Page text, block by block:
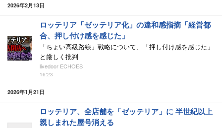
2026年2月13日
ロッテリア「ゼッテリア化」の違和感指摘「経営都
合、押し付け感を感じた」
「ちょい高級路線」戦略について、「押し付け感を感じた」
と厳しく批判
livedoor ECHOES
16:23
2026年1月21日
ロッテリア、全店舗を「ゼッテリア」に 半世紀以上
親しまれた屋号消える